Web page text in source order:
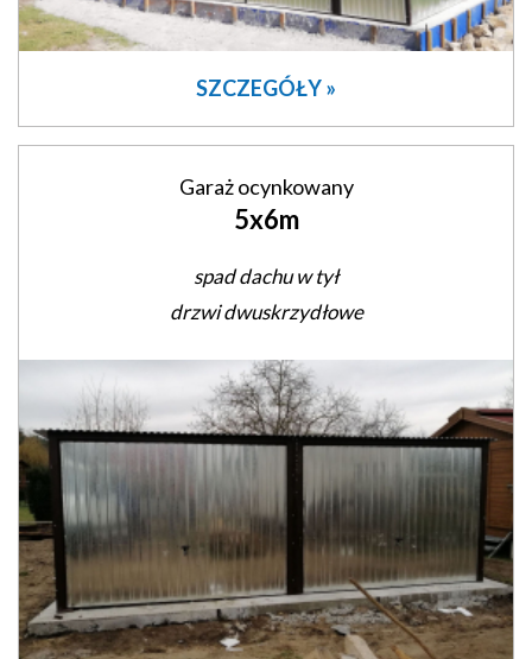
SZCZEGÓŁY »
Garaż ocynkowany
5x6m
spad dachu w tył
drzwi dwuskrzydłowe